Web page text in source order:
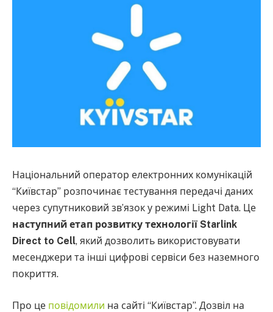
Національний оператор електронних комунікацій
“Київстар” розпочинає тестування передачі даних
через супутниковий зв’язок у режимі Light Data. Це
наступний етап розвитку технології Starlink
Direct to Cell, який дозволить використовувати
месенджери та інші цифрові сервіси без наземного
покриття.
Про це повідомили на сайті “Київстар”. Дозвіл на